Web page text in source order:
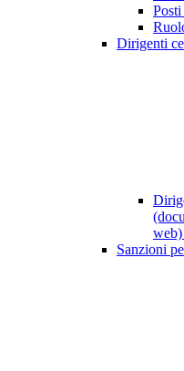
Dirigenti
web)
Sanzioni